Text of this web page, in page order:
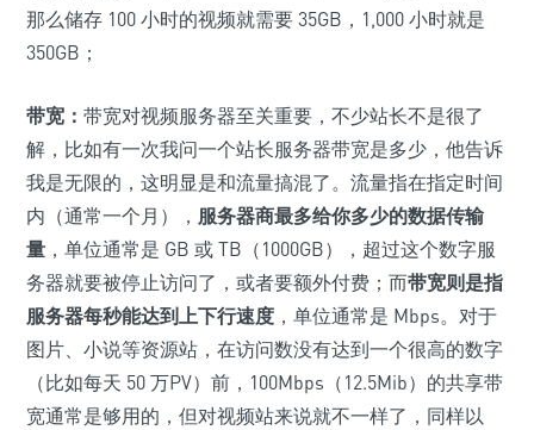
那么储存 100 小时的视频就需要 35GB，1,000 小时就是
350GB；
带宽： 带宽对视频服务器至关重要，不少站长不是很了
解，比如有一次我问一个站长服务器带宽是多少，他告诉
我是无限的，这明显是和流量搞混了。流量指在指定时间
内（通常一个月）， 服务器商最多给你多少的数据传输
量 ，单位通常是 GB 或 TB（1000GB），超过这个数字服
务器就要被停止访问了，或者要额外付费；而带宽则是指
服务器每秒能达到上下行速度 ，单位通常是 Mbps。对于
图片、小说等资源站，在访问数没有达到一个很高的数字
（比如每天 50 万PV）前，100Mbps（12.5Mib）的共享带
宽通常是够用的，但对视频站来说就不一样了，同样以